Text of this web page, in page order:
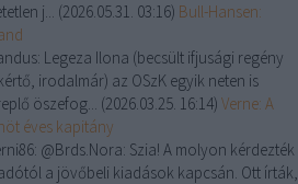
j... (2026.05.31. 03:16) Bull-Hansen:
Legeza Ilona (becsült ifjusági regény
irodalmár) az OSzK egyik neten is
öszefog... (2026.03.25. 16:14) Verne: A
éves kapitány
@Brds.Nora: Szia! A molyon kérdezték
a jövőbeli kiadások kapcsán. Ott írták,